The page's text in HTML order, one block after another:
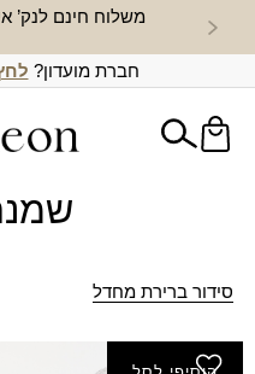
משלוח חינם לנק’
חברת מועדון?
סידור ברירת מחדל